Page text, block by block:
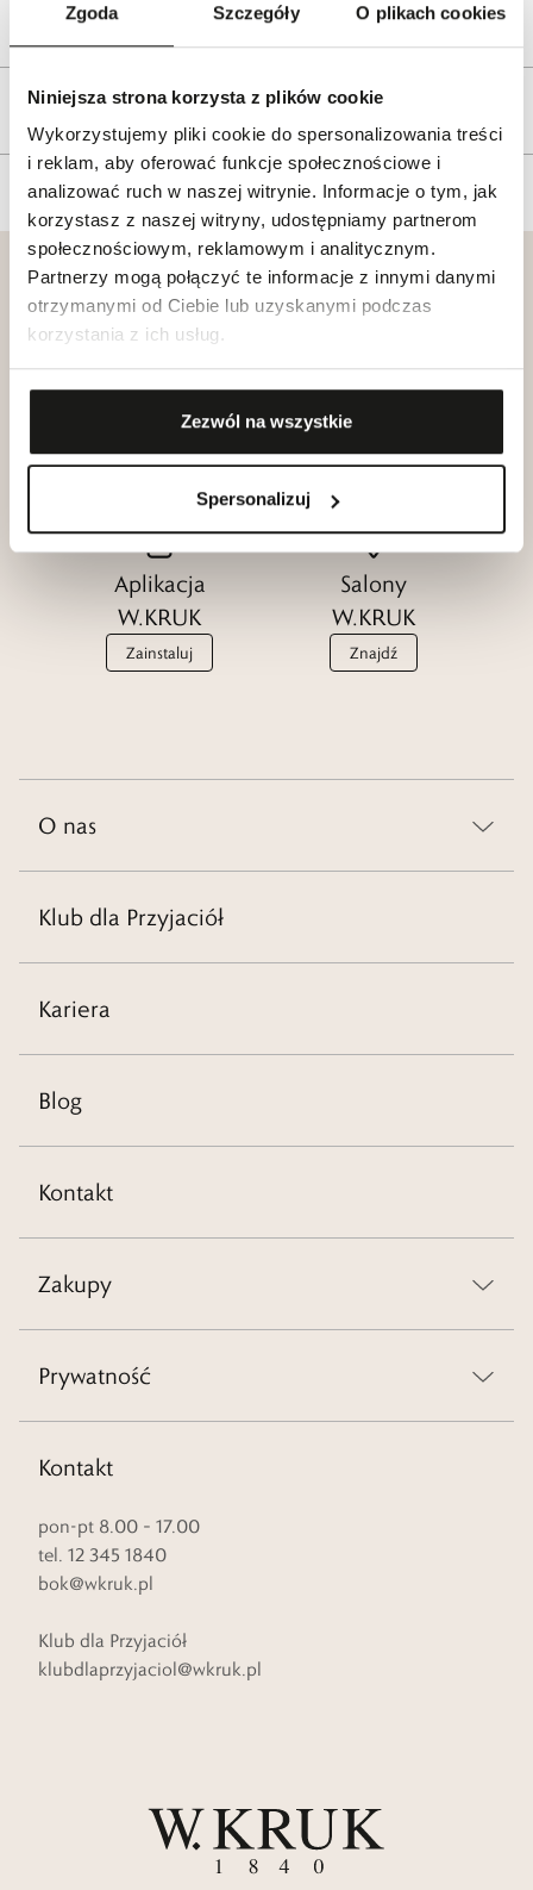
Zgoda Szczegóły O plikach cookies
Niniejsza strona korzysta z plików cookie
Wykorzystujemy pliki cookie do spersonalizowania treści
i reklam, aby oferować funkcje społecznościowe i
analizować ruch w naszej witrynie. Informacje o tym, jak
korzystasz z naszej witryny, udostępniamy partnerom
społecznościowym, reklamowym i analitycznym.
Partnerzy mogą połączyć te informacje z innymi danymi
otrzymanymi od Ciebie lub uzyskanymi podczas
korzystania z ich usług.
Zezwól na wszystkie
Spersonalizuj
Reklamacje i zwroty
Tagi
Klub dla
Przyjaciół
W.KRUK
Dołącz
W.KRUK
Zobacz
Aplikacja
W.KRUK
Zainstaluj
Salony
W.KRUK
Znajdź
O nas
Klub dla Przyjaciół
Kariera
Blog
Kontakt
Zakupy
Prywatność
Kontakt
pon-pt 8.00 – 17.00
tel. 12 345 1840
bok@wkruk.pl
Klub dla Przyjaciół
klubdlaprzyjaciol@wkruk.pl